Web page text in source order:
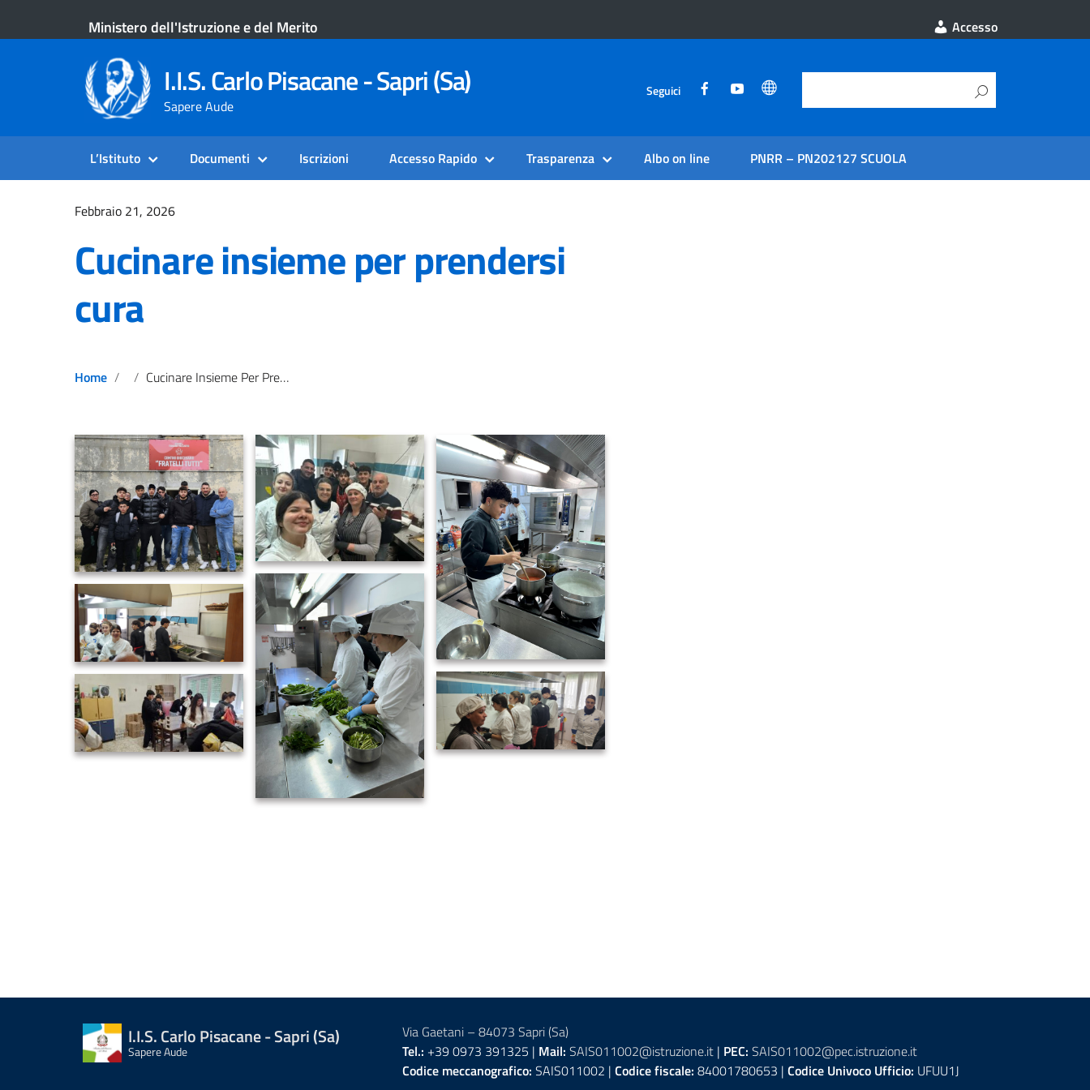
Ministero dell'Istruzione e del Merito Accesso
I.I.S. Carlo Pisacane - Sapri (Sa)
Sapere Aude
Seguici
L’Istituto Documenti Iscrizioni Accesso Rapido Trasparenza Albo on line PNRR – PN202127 SCUOLA
Febbraio 21, 2026
Cucinare insieme per prendersi
cura
Home Cucinare Insieme Per Prendersi Cura
I.I.S. Carlo Pisacane - Sapri (Sa)
Sapere Aude
Via Gaetani – 84073 Sapri (Sa)
Tel.: +39 0973 391325 | Mail: SAIS011002@istruzione.it| PEC: SAIS011002@pec.istruzione.it
Codice meccanografico: SAIS011002 | Codice fiscale: 84001780653 | Codice Univoco Ufficio: UFUU1J